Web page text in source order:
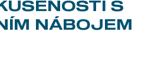
S
NÁBOJEM